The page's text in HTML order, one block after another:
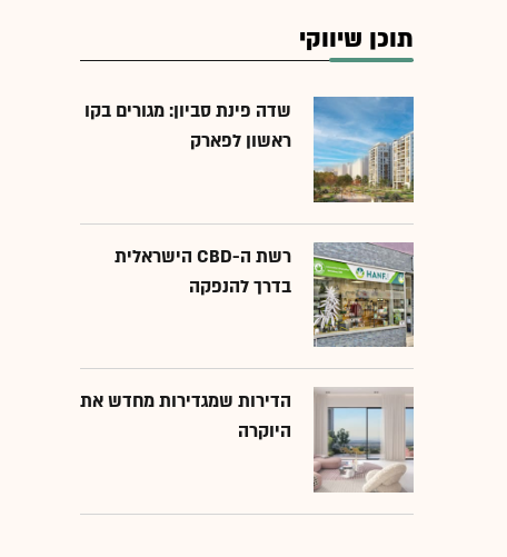
תוכן שיווקי
שדה פינת סביון: מגורים בקו
ראשון לפארק
רשת ה-CBD הישראלית
בדרך להנפקה
הדירות שמגדירות מחדש את
היוקרה